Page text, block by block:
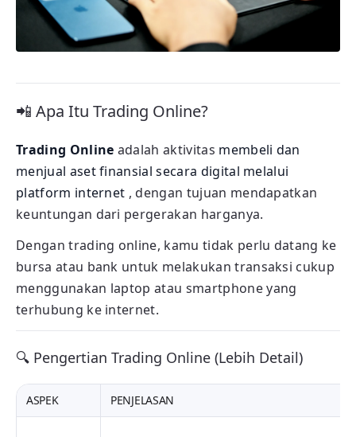
📲 Apa Itu Trading Online?
Trading Online adalah aktivitas membeli dan
menjual aset finansial secara digital melalui
platform internet , dengan tujuan mendapatkan
keuntungan dari pergerakan harganya.
Dengan trading online, kamu tidak perlu datang ke
bursa atau bank untuk melakukan transaksi cukup
menggunakan laptop atau smartphone yang
terhubung ke internet.
🔍 Pengertian Trading Online (Lebih Detail)
ASPEK PENJELASAN